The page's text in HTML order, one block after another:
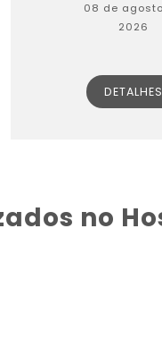
08 de
2026
DETALHES
no